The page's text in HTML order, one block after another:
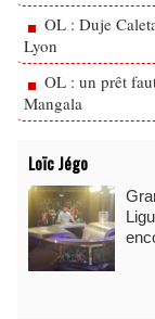
OL : Duje
Lyon
OL : un prêt
Mangala
Loïc Jégo